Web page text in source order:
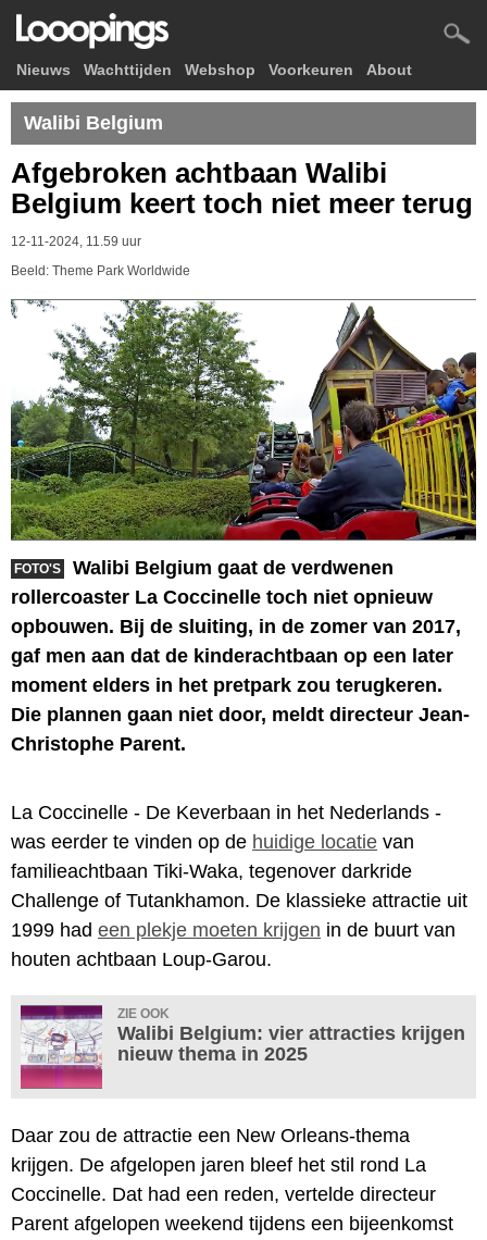
Nieuws Wachttijden Webshop Voorkeuren About
Walibi Belgium
Afgebroken achtbaan Walibi
Belgium keert toch niet meer terug
12-11-2024, 11.59 uur
Beeld: Theme Park Worldwide
FOTO'S
Walibi Belgium gaat de verdwenen
rollercoaster La Coccinelle toch niet opnieuw
opbouwen. Bij de sluiting, in de zomer van 2017,
gaf men aan dat de kinderachtbaan op een later
moment elders in het pretpark zou terugkeren.
Die plannen gaan niet door, meldt directeur Jean-
Christophe Parent.
La Coccinelle - De Keverbaan in het Nederlands -
was eerder te vinden op de huidige locatie van
familieachtbaan Tiki-Waka, tegenover darkride
Challenge of Tutankhamon. De klassieke attractie uit
1999 had een plekje moeten krijgen in de buurt van
houten achtbaan Loup-Garou.
ZIE OOK
Walibi Belgium: vier attracties krijgen
nieuw thema in 2025
Daar zou de attractie een New Orleans-thema
krijgen. De afgelopen jaren bleef het stil rond La
Coccinelle. Dat had een reden, vertelde directeur
Parent afgelopen weekend tijdens een bijeenkomst